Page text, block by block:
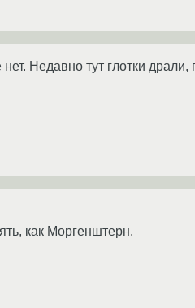
Недавно тут глотки
как Моргенштерн.